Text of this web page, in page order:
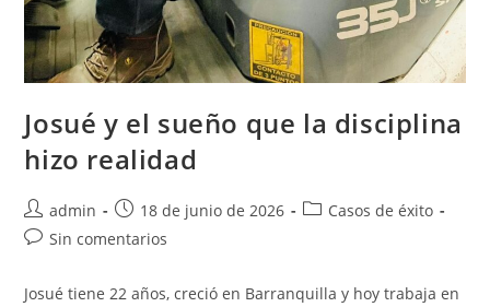
Josué y el sueño que la disciplina
hizo realidad
admin 18 de junio de 2026
Casos de éxito
Sin comentarios
Josué tiene 22 años, creció en Barranquilla y hoy trabaja en